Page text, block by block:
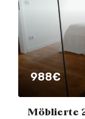
988€